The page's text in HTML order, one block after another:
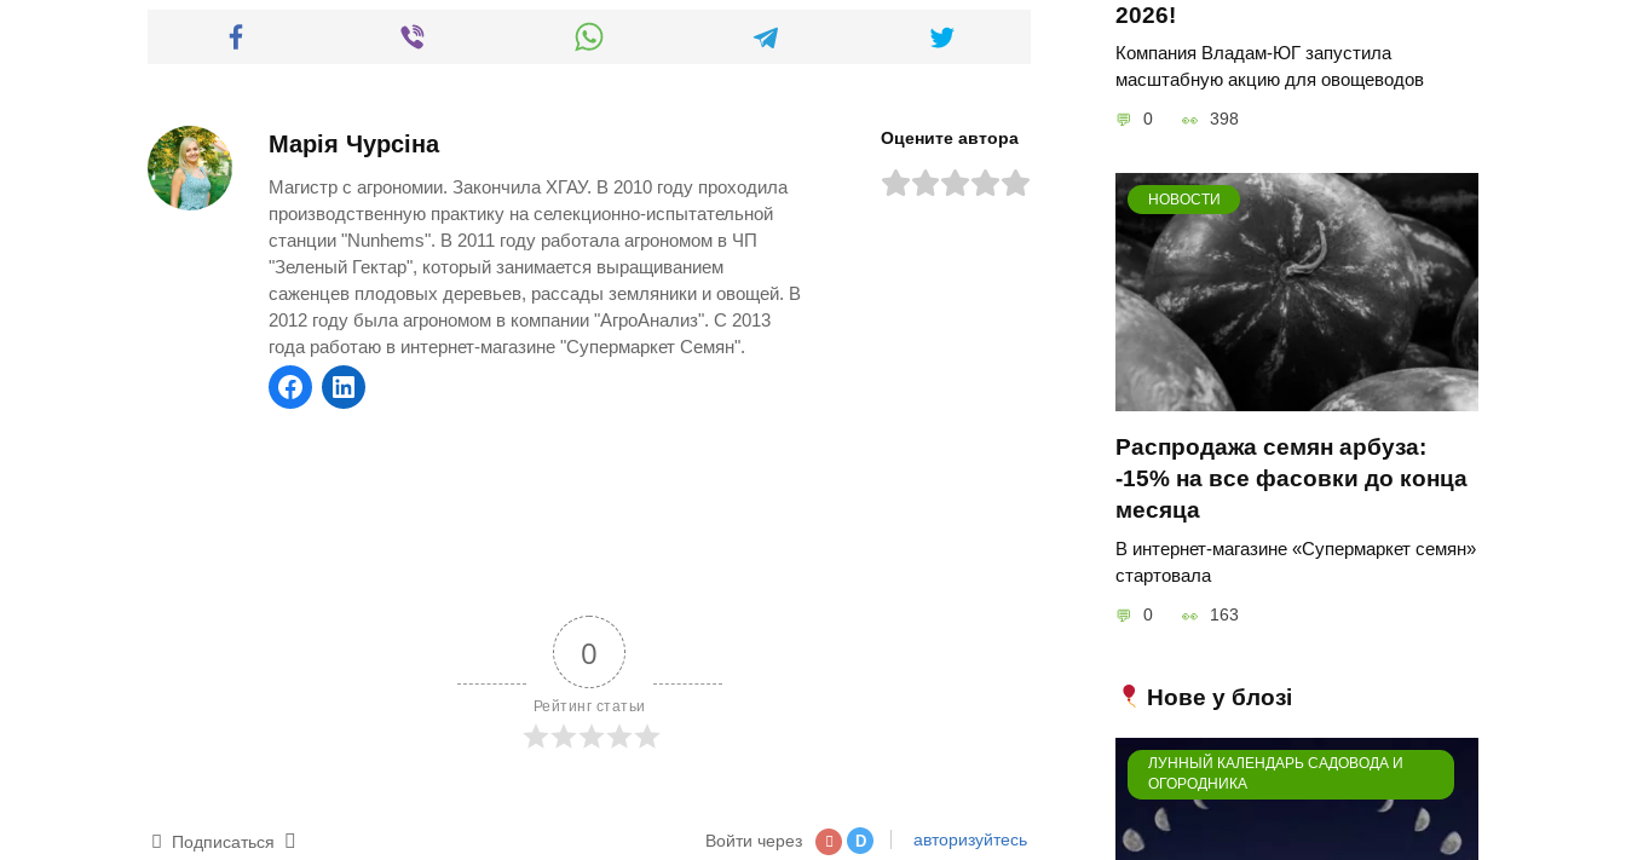
Марія Чурсіна
Магистр с агрономии. Закончила ХГАУ. В 2010 году проходила
производственную практику на селекционно-испытательной
станции "Nunhems". В 2011 году работала агрономом в ЧП
"Зеленый Гектар", который занимается выращиванием
саженцев плодовых деревьев, рассады земляники и овощей. В
2012 году была агрономом в компании "АгроАнализ". С 2013
года работаю в интернет-магазине "Супермаркет Семян".
Оцените автора
0
Рейтинг статьи
Подписаться Войти через D авторизуйтесь
2026!
Компания Владам-ЮГ запустила
масштабную акцию для овощеводов
0 398
НОВОСТИ
Распродажа семян арбуза:
-15% на все фасовки до конца
месяца
В интернет-магазине «Супермаркет семян»
стартовала
0 163
Нове у блозі
ЛУННЫЙ КАЛЕНДАРЬ САДОВОДА И
ОГОРОДНИКА